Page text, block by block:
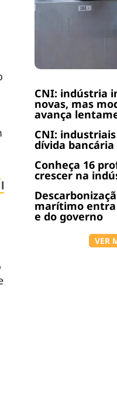
CNI: indústria
novas, mas
avança
CNI:
dívida
Conheça 16
crescer na
marítimo entra
e do governo
VER